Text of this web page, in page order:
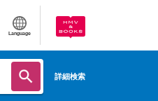
Language
詳細検索